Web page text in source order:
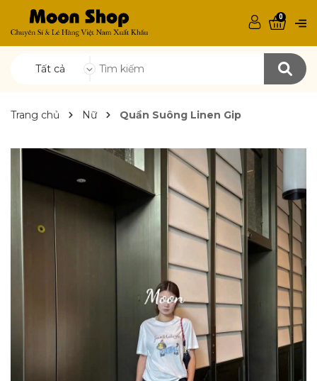
Tất cả
0
Trang chủ Nữ Quần Suông Linen Gip